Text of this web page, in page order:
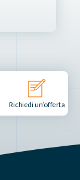
Richiedi un’offerta